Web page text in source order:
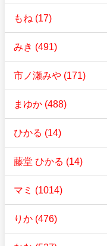
もね (17)
みき (491)
市ノ瀬みや (171)
まゆか (488)
ひかる (14)
藤堂 ひかる (14)
マミ (1014)
りか (476)